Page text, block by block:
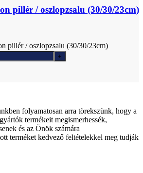
pillér / oszlopzsalu (30/30/23cm)
pillér / oszlopzsalu (30/30/23cm)
folyamatosan arra törekszünk, hogy a
termékeit megismerhessék,
és az Önök számára
terméket kedvező feltételekkel meg tudják